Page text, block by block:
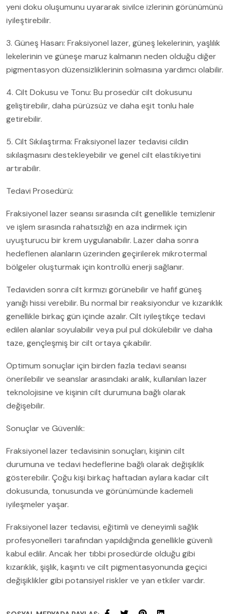
yeni doku oluşumunu uyararak sivilce izlerinin görünümünü
iyileştirebilir.
3. Güneş Hasarı: Fraksiyonel lazer, güneş lekelerinin, yaşlılık
lekelerinin ve güneşe maruz kalmanın neden olduğu diğer
pigmentasyon düzensizliklerinin solmasına yardımcı olabilir.
4. Cilt Dokusu ve Tonu: Bu prosedür cilt dokusunu
geliştirebilir, daha pürüzsüz ve daha eşit tonlu hale
getirebilir.
5. Cilt Sıkılaştırma: Fraksiyonel lazer tedavisi cildin
sıkılaşmasını destekleyebilir ve genel cilt elastikiyetini
artırabilir.
Tedavi Prosedürü:
Fraksiyonel lazer seansı sırasında cilt genellikle temizlenir
ve işlem sırasında rahatsızlığı en aza indirmek için
uyuşturucu bir krem ​​uygulanabilir. Lazer daha sonra
hedeflenen alanların üzerinden geçirilerek mikrotermal
bölgeler oluşturmak için kontrollü enerji sağlanır.
Tedaviden sonra cilt kırmızı görünebilir ve hafif güneş
yanığı hissi verebilir. Bu normal bir reaksiyondur ve kızarıklık
genellikle birkaç gün içinde azalır. Cilt iyileştikçe tedavi
edilen alanlar soyulabilir veya pul pul dökülebilir ve daha
taze, gençleşmiş bir cilt ortaya çıkabilir.
Optimum sonuçlar için birden fazla tedavi seansı
önerilebilir ve seanslar arasındaki aralık, kullanılan lazer
teknolojisine ve kişinin cilt durumuna bağlı olarak
değişebilir.
Sonuçlar ve Güvenlik:
Fraksiyonel lazer tedavisinin sonuçları, kişinin cilt
durumuna ve tedavi hedeflerine bağlı olarak değişiklik
gösterebilir. Çoğu kişi birkaç haftadan aylara kadar cilt
dokusunda, tonusunda ve görünümünde kademeli
iyileşmeler yaşar.
Fraksiyonel lazer tedavisi, eğitimli ve deneyimli sağlık
profesyonelleri tarafından yapıldığında genellikle güvenli
kabul edilir. Ancak her tıbbi prosedürde olduğu gibi
kızarıklık, şişlik, kaşıntı ve cilt pigmentasyonunda geçici
değişiklikler gibi potansiyel riskler ve yan etkiler vardır.